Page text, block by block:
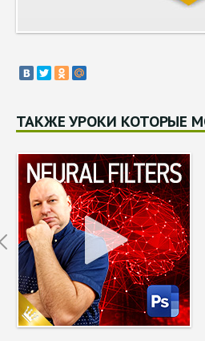
ТАКЖЕ УРОКИ КОТОРЫЕ
Prev